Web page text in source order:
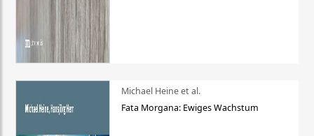
Michael Heine et al.
Fata Morgana: Ewiges Wachstum